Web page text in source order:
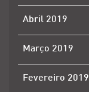
Abril 2019
Março 2019
Fevereiro 2019